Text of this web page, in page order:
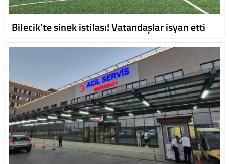
Bilecik’te sinek istilası! Vatandaşlar isyan etti